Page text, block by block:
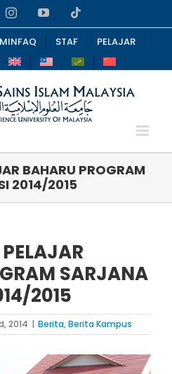
InstagramYouTube
STAF
PELAJAR
BAHARU PROGRAM
2014/2015
SARJANA
2015
2014 | Berita,Berita Kampus